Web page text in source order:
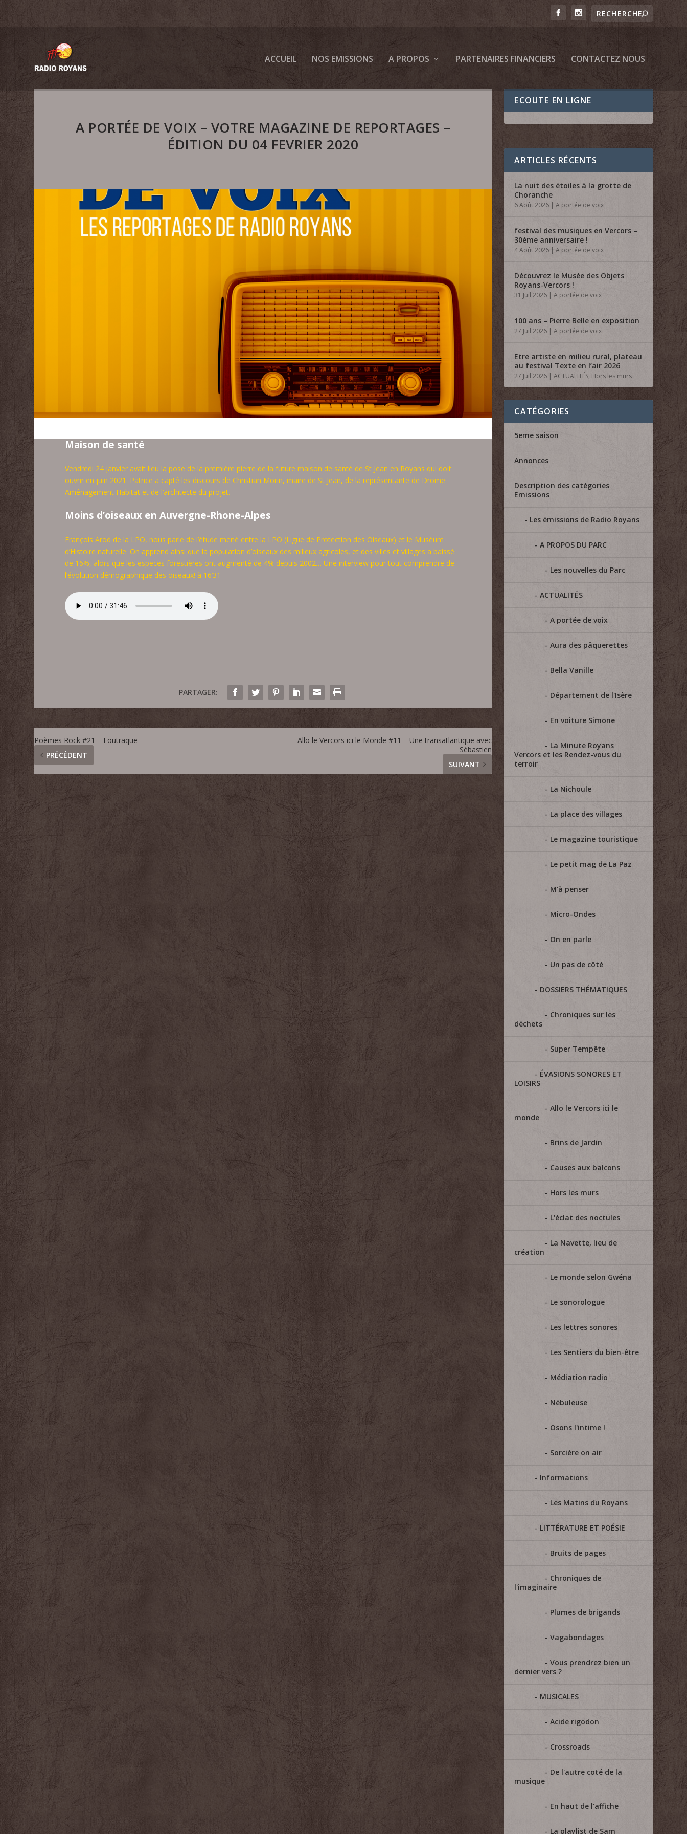
ACCUEIL NOS EMISSIONS A PROPOS PARTENAIRES FINANCIERS CONTACTEZ NOUS
A PORTÉE DE VOIX – VOTRE MAGAZINE DE REPORTAGES –
ÉDITION DU 04 FEVRIER 2020
Maison de santé
Vendredi 24 janvier avait lieu la pose de la première pierre de la future maison de santé de St Jean en Royans qui doit
ouvrir en juin 2021. Patrice a capté les discours de Christian Morin, maire de St Jean, de la représentante de Drome
Aménagement Habitat et de l’architecte du projet.
Moins d’oiseaux en Auvergne-Rhone-Alpes
François Arod de la LPO, nous parle de l’étude mené entre la LPO (Ligue de Protection des Oiseaux) et le Muséum
d’Histoire naturelle. On apprend ainsi que la population d’oiseaux des milieux agricoles, et des villes et villages a baissé
de 16%, alors que les especes forestières ont augmenté de 4% depuis 2002… Une interview pour tout comprendre de
l’évolution démographique des oiseaux! à 16’31
PARTAGER:
Poèmes Rock #21 – Foutraque
PRÉCÉDENT
Allo le Vercors ici le Monde #11 – Une transatlantique avec
Sébastien
SUIVANT
ECOUTE EN LIGNE
ARTICLES RÉCENTS
La nuit des étoiles à la grotte de
Choranche
6 Août 2026 |A portée de voix
festival des musiques en Vercors –
30ème anniversaire !
4 Août 2026 |A portée de voix
Découvrez le Musée des Objets
Royans-Vercors !
31 Juil 2026 |A portée de voix
100 ans – Pierre Belle en exposition
27 Juil 2026 |A portée de voix
Etre artiste en milieu rural, plateau
au festival Texte en l’air 2026
27 Juil 2026 |ACTUALITÉS, Hors les murs
CATÉGORIES
5eme saison
Annonces
Description des catégories
Emissions
Les émissions de Radio Royans
A PROPOS DU PARC
Les nouvelles du Parc
ACTUALITÉS
A portée de voix
Aura des pâquerettes
Bella Vanille
Département de l'Isère
En voiture Simone
La Minute Royans
Vercors et les Rendez-vous du
terroir
La Nichoule
La place des villages
Le magazine touristique
Le petit mag de La Paz
M'à penser
Micro-Ondes
On en parle
Un pas de côté
DOSSIERS THÉMATIQUES
Chroniques sur les
déchets
Super Tempête
ÉVASIONS SONORES ET
LOISIRS
Allo le Vercors ici le
monde
Brins de Jardin
Causes aux balcons
Hors les murs
L'éclat des noctules
La Navette, lieu de
création
Le monde selon Gwéna
Le sonorologue
Les lettres sonores
Les Sentiers du bien-être
Médiation radio
Nébuleuse
Osons l'intime !
Sorcière on air
Informations
Les Matins du Royans
LITTÉRATURE ET POÉSIE
Bruits de pages
Chroniques de
l'imaginaire
Plumes de brigands
Vagabondages
Vous prendrez bien un
dernier vers ?
MUSICALES
Acide rigodon
Crossroads
De l'autre coté de la
musique
En haut de l'affiche
La playlist de Sam